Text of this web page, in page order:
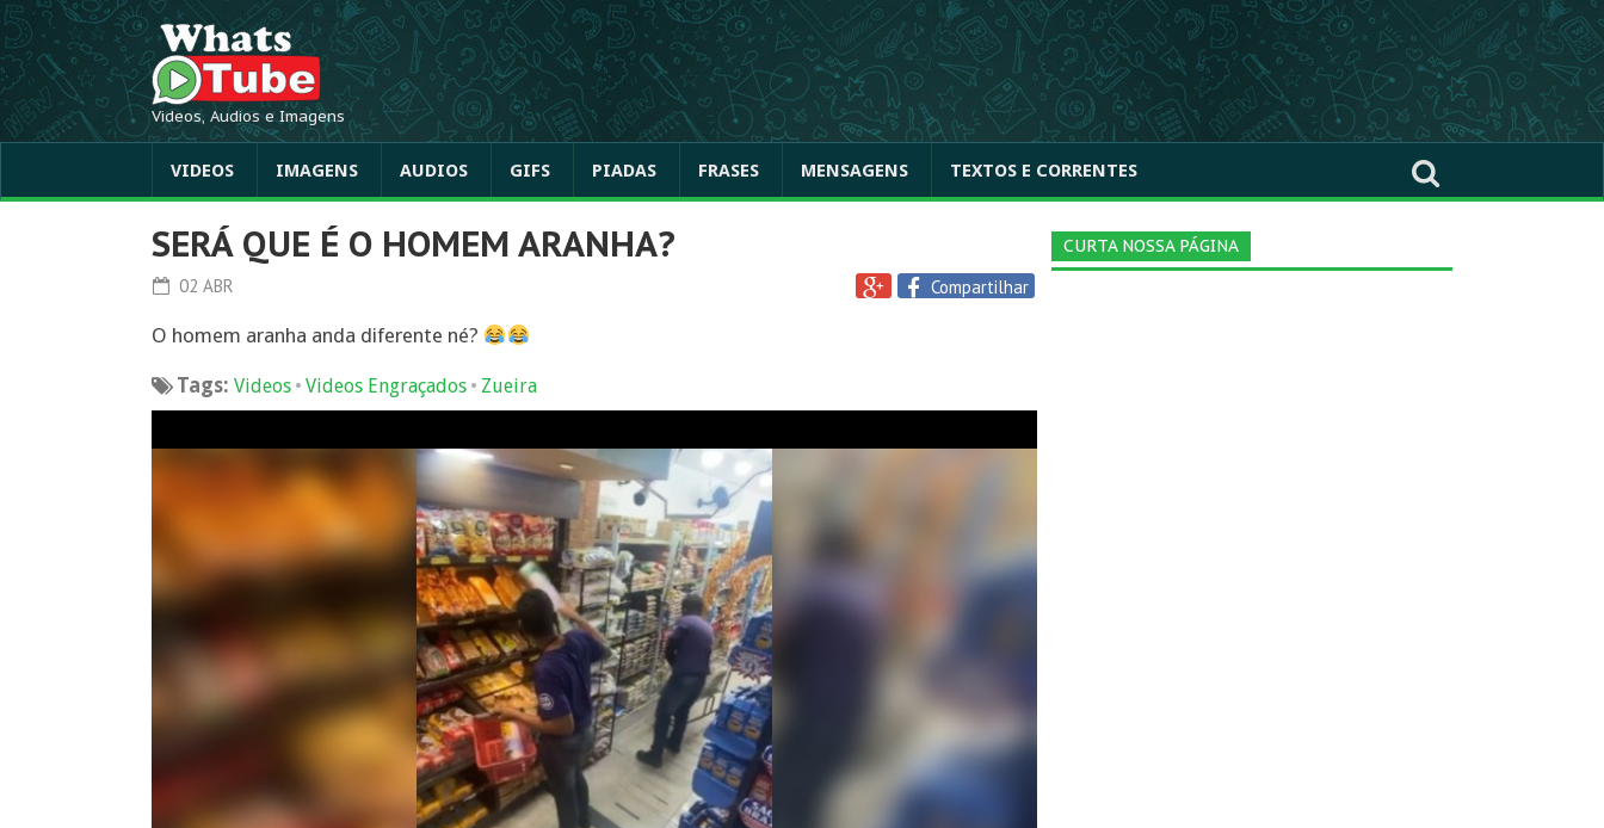
Videos, Audios e Imagens
VIDEOS IMAGENS AUDIOS GIFS PIADAS FRASES MENSAGENS TEXTOS E CORRENTES
SERÁ QUE É O HOMEM ARANHA?
02 ABR Compartilhar
O homem aranha anda diferente né?
Tags: Videos • Videos Engraçados • Zueira
CURTA NOSSA PÁGINA